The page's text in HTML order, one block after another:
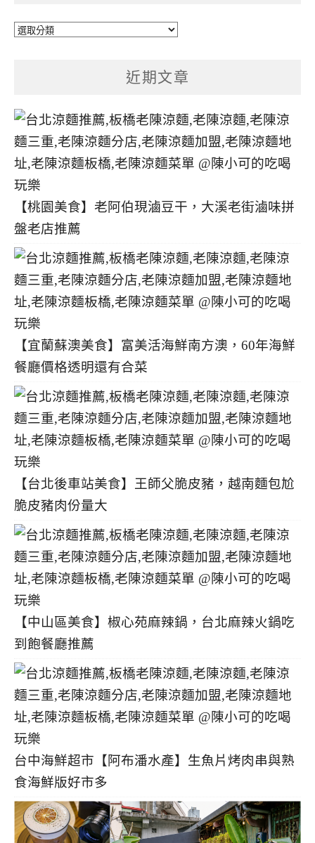
文
近期文章
【桃園美食】老阿伯現滷豆干，大溪老街滷味拼
盤老店推薦
【宜蘭蘇澳美食】富美活海鮮南方澳，60年海鮮
餐廳價格透明還有合菜
【台北後車站美食】王師父脆皮豬，越南麵包尬
脆皮豬肉份量大
【中山區美食】椒心苑麻辣鍋，台北麻辣火鍋吃
到飽餐廳推薦
台中海鮮超市【阿布潘水產】生魚片烤肉串與熟
食海鮮版好市多